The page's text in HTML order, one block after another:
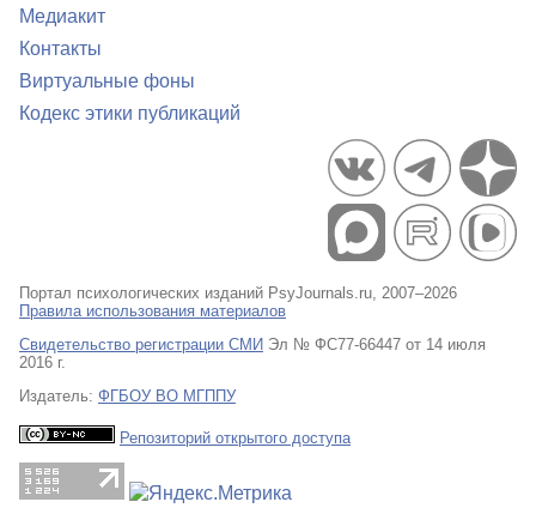
Медиакит
Контакты
Виртуальные фоны
Кодекс этики публикаций
Портал психологических изданий PsyJournals.ru, 2007–2026
Правила использования материалов
Свидетельство регистрации СМИ Эл № ФС77-66447 от 14 июля
2016 г.
Издатель: ФГБОУ ВО МГППУ
Репозиторий открытого доступа